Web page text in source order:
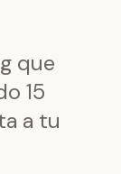
que
15
a tu